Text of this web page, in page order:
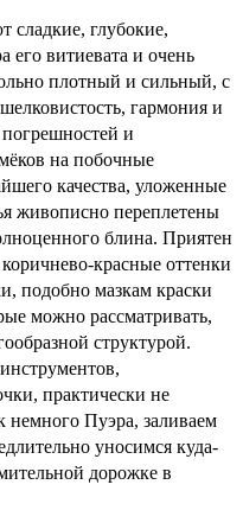
сладкие, глубокие,
его витиевата и очень
плотный и сильный, с
гармония и
и
на побочные
качества, уложенные
живописно переплетены
блина. Приятен
красные оттенки
подобно мазкам краски
можно рассматривать,
структурой.
практически не
Пуэра, заливаем
уносимся куда-
дорожке в